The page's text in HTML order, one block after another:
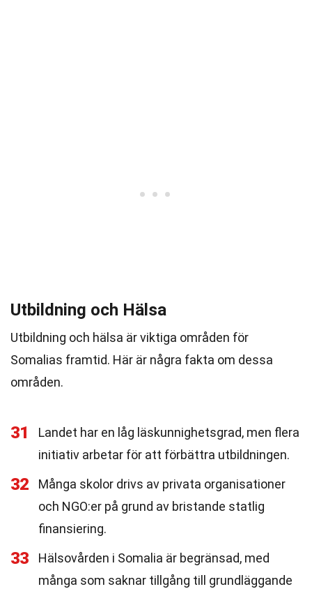
Utbildning och Hälsa
Utbildning och hälsa är viktiga områden för
Somalias framtid. Här är några fakta om dessa
områden.
31
Landet har en låg läskunnighetsgrad, men flera
initiativ arbetar för att förbättra utbildningen.
32
Många skolor drivs av privata organisationer
och NGO:er på grund av bristande statlig
finansiering.
33
Hälsovården i Somalia är begränsad, med
många som saknar tillgång till grundläggande